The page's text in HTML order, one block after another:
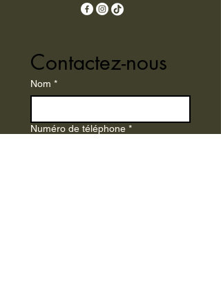
Contactez-nous
Nom *
Numéro de téléphone *